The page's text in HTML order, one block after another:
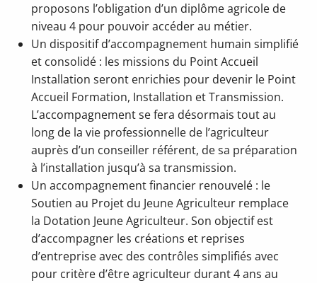
proposons l’obligation d’un diplôme agricole de
niveau 4 pour pouvoir accéder au métier.
Un dispositif d’accompagnement humain simplifié
et consolidé : les missions du Point Accueil
Installation seront enrichies pour devenir le Point
Accueil Formation, Installation et Transmission.
L’accompagnement se fera désormais tout au
long de la vie professionnelle de l’agriculteur
auprès d’un conseiller référent, de sa préparation
à l’installation jusqu’à sa transmission.
Un accompagnement financier renouvelé : le
Soutien au Projet du Jeune Agriculteur remplace
la Dotation Jeune Agriculteur. Son objectif est
d’accompagner les créations et reprises
d’entreprise avec des contrôles simplifiés avec
pour critère d’être agriculteur durant 4 ans au